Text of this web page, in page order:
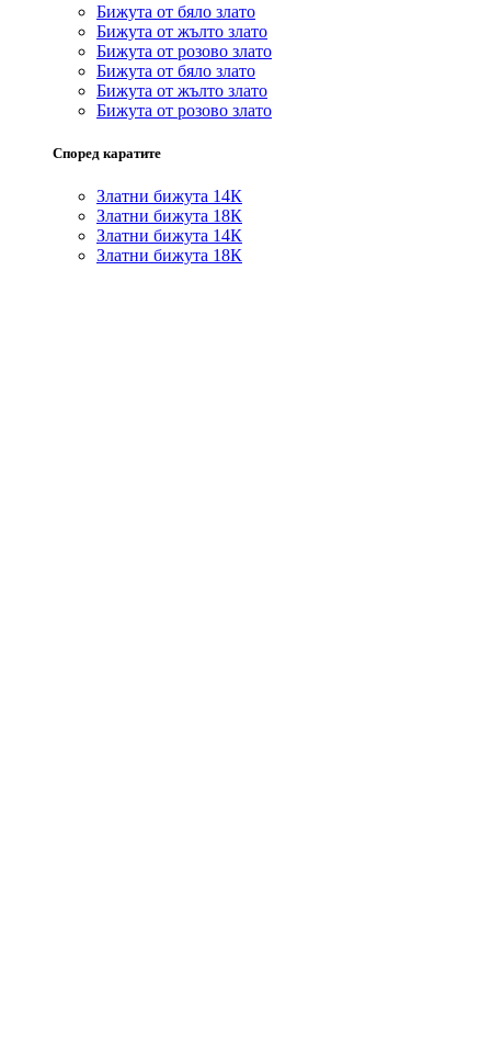
Бижута от бяло злато
Бижута от жълто злато
Бижута от розово злато
Бижута от бяло злато
Бижута от жълто злато
Бижута от розово злато
Според каратите
Златни бижута 14К
Златни бижута 18К
Златни бижута 14К
Златни бижута 18К